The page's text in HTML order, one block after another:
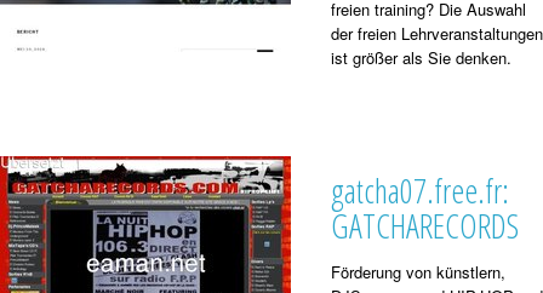
freien training? Die Auswahl
der freien Lehrveranstaltungen
ist größer als Sie denken.
gatcha07.free.fr:
GATCHARECORDS
Förderung von künstlern,